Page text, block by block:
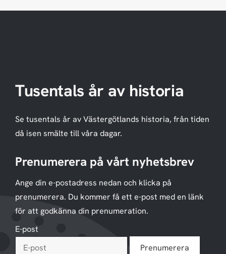
Tusentals år av historia
Se tusentals år av Västergötlands historia, från tiden
då isen smälte till våra dagar.
Prenumerera på vårt nyhetsbrev
Ange din e-postadress nedan och klicka på
prenumerera. Du kommer få ett e-post med en länk
för att godkänna din prenumeration.
E-post